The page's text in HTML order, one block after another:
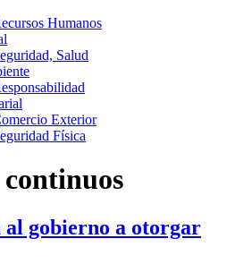
Humanos
Salud
Exterior
Física
gobierno a otorgar